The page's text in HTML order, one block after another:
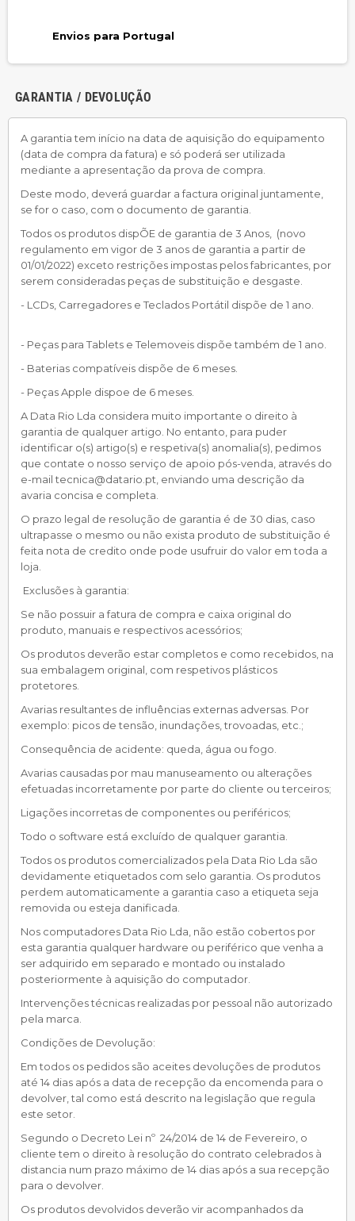
Envios para Portugal
GARANTIA / DEVOLUÇÃO
A garantia tem início na data de aquisição do equipamento
(data de compra da fatura) e só poderá ser utilizada
mediante a apresentação da prova de compra.
Deste modo, deverá guardar a factura original juntamente,
se for o caso, com o documento de garantia.
Todos os produtos dispÕE de garantia de 3 Anos, (novo
regulamento em vigor de 3 anos de garantia a partir de
01/01/2022) exceto restrições impostas pelos fabricantes, por
serem consideradas peças de substituição e desgaste.
- LCDs, Carregadores e Teclados Portátil dispõe de 1 ano.
- Peças para Tablets e Telemoveis dispõe também de 1 ano.
- Baterias compatíveis dispõe de 6 meses.
- Peças Apple dispoe de 6 meses.
A Data Rio Lda considera muito importante o direito à
garantia de qualquer artigo. No entanto, para puder
identificar o(s) artigo(s) e respetiva(s) anomalia(s), pedimos
que contate o nosso serviço de apoio pós-venda, através do
e-mail tecnica@datario.pt, enviando uma descrição da
avaria concisa e completa.
O prazo legal de resolução de garantia é de 30 dias, caso
ultrapasse o mesmo ou não exista produto de substituição é
feita nota de credito onde pode usufruir do valor em toda a
loja.
Exclusões à garantia:
Se não possuir a fatura de compra e caixa original do
produto, manuais e respectivos acessórios;
Os produtos deverão estar completos e como recebidos, na
sua embalagem original, com respetivos plásticos
protetores.
Avarias resultantes de influências externas adversas. Por
exemplo: picos de tensão, inundações, trovoadas, etc.;
Consequência de acidente: queda, água ou fogo.
Avarias causadas por mau manuseamento ou alterações
efetuadas incorretamente por parte do cliente ou terceiros;
Ligações incorretas de componentes ou periféricos;
Todo o software está excluído de qualquer garantia.
Todos os produtos comercializados pela Data Rio Lda são
devidamente etiquetados com selo garantia. Os produtos
perdem automaticamente a garantia caso a etiqueta seja
removida ou esteja danificada.
Nos computadores Data Rio Lda, não estão cobertos por
esta garantia qualquer hardware ou periférico que venha a
ser adquirido em separado e montado ou instalado
posteriormente à aquisição do computador.
Intervenções técnicas realizadas por pessoal não autorizado
pela marca.
Condições de Devolução:
Em todos os pedidos são aceites devoluções de produtos
até 14 dias após a data de recepção da encomenda para o
devolver, tal como está descrito na legislação que regula
este setor.
Segundo o Decreto Lei nº 24/2014 de 14 de Fevereiro, o
cliente tem o direito à resolução do contrato celebrados à
distancia num prazo máximo de 14 dias após a sua recepção
para o devolver.
Os produtos devolvidos deverão vir acompanhados da